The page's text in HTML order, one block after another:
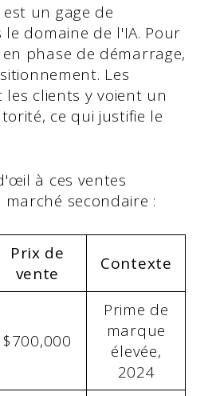
un gage de
domaine de l'IA. Pour
phase de démarrage,
Les
les clients y voient un
ce qui justifie le
à ces ventes
secondaire :
Prix de
vente
Contexte
$700,000
Prime de
marque
élevée,
2024